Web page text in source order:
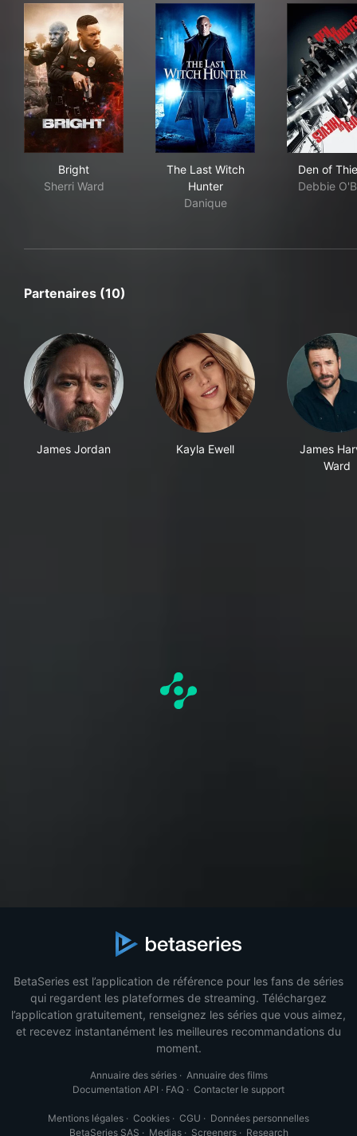
Bright
Sherri Ward
The Last Witch
Hunter
Danique
Den of
Debbie
Partenaires (10)
James Jordan Kayla Ewell
James
Ward
BetaSeries est l’application de référence pour les fans de séries
qui regardent les plateformes de streaming. Téléchargez
l’application gratuitement, renseignez les séries que vous aimez,
et recevez instantanément les meilleures recommandations du
moment.
Annuaire des séries· Annuaire des films
Documentation API · FAQ · Contacter le support
Mentions légales · Cookies · CGU · Données personnelles
BetaSeries SAS · Medias· Screeners· Research